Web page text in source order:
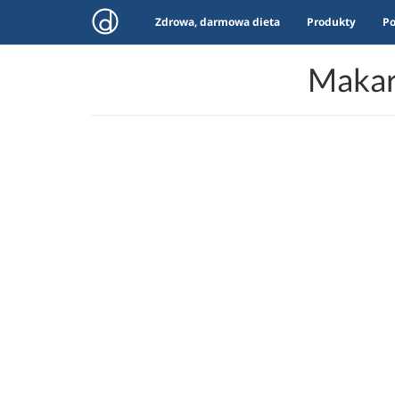
Zdrowa, darmowa dieta Produkty